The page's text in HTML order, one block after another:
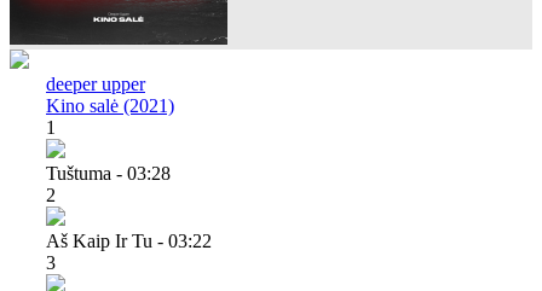
deeper upper
Kino salė (2021)
1
Tuštuma - 03:28
2
Aš Kaip Ir Tu - 03:22
3